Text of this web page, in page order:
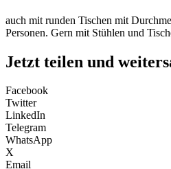
auch mit runden Tischen mit
Personen. Gern mit Stühlen und
Jetzt teilen und
Facebook
Twitter
LinkedIn
Telegram
WhatsApp
X
Email